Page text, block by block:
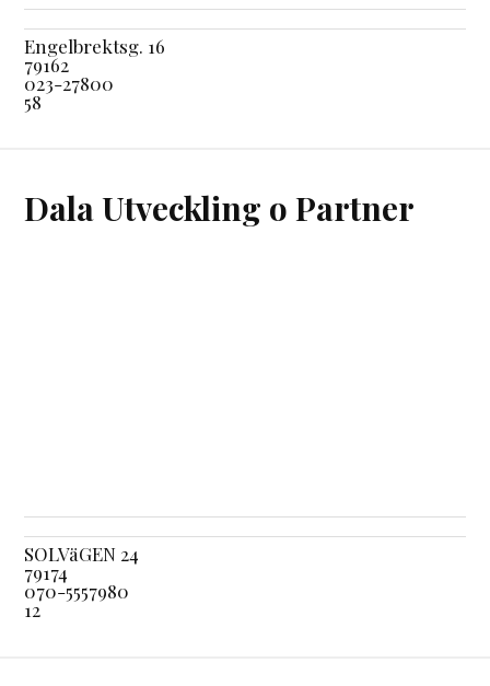
Engelbrektsg. 16
79162
023-27800
58
Dala Utveckling o Partner
SOLVäGEN 24
79174
070-5557980
12